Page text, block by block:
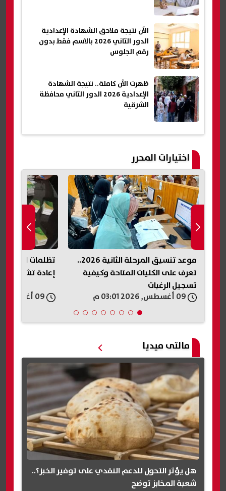
الآن نتيجة ملاحق الشهادة الإعدادية
الدور الثاني 2026 بالاسم فقط بدون
رقم الجلوس
ظهرت الآن كاملة.. نتيجة الشهادة
الإعدادية 2026 الدور الثاني محافظة
الشرقية
اختيارات المحرر
تظلمات البطاقات التموينية.. موعد
إعادة تشغيلها حال قبول التظلم
اللجنة المالية
عملها.. خطة
مالتى ميديا
هل يؤثر التحول للدعم النقدي على توفير الخبز؟..
شعبة المخابز توضح